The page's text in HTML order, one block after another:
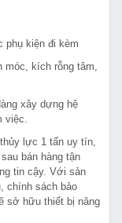
phụ kiện đi kèm
kích rỗng tâm,
xây dựng hệ
việc.
lực 1 tấn uy tín,
bán hàng tận
tin cậy. Với sản
chính sách bảo
sở hữu thiết bị nâng